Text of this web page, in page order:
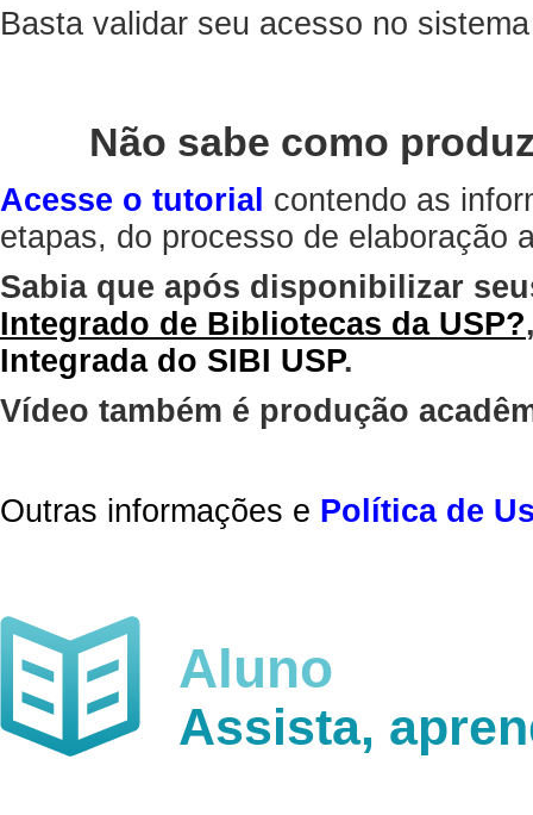
Basta validar seu acesso no
Não sabe como
Acesse o tutorial contendo as
etapas, do processo de elaboração
Sabia que após disponibilizar
Integrado de Bibliotecas da USP?
Integrada do SIBI USP.
Vídeo também é produção
Outras informações e Política de
Aluno
Assista,